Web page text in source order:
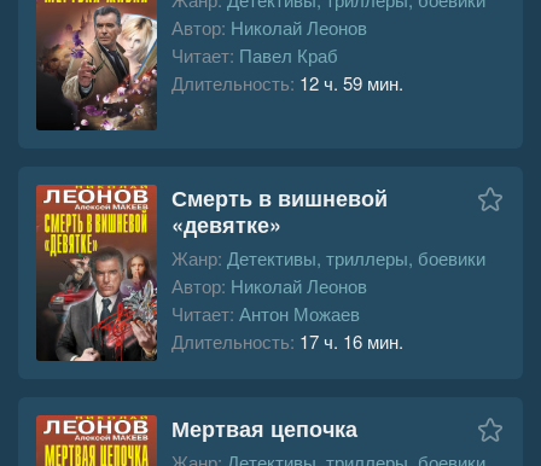
Автор: Николай Леонов
Читает: Павел Краб
Длительность: 12 ч. 59 мин.
Смерть в вишневой
«девятке»
Жанр: Детективы, триллеры, боевики
Автор: Николай Леонов
Читает: Антон Можаев
Длительность: 17 ч. 16 мин.
Мертвая цепочка